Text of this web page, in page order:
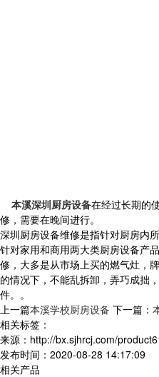
本溪深圳厨房设备在经过长期的
修，需要在晚间进行。
深圳厨房设备维修是指针对厨房内
针对家用和商用两大类厨房设备产
修，大多是从市场上买的燃气灶，
的情况下，不能乱拆卸，弄巧成拙
件。。
上一篇本溪学校厨房设备 下一篇：
相关标签：
来源：http://bx.sjhrcj.com/
发布时间：2020-08-28 14:17:09
相关产品